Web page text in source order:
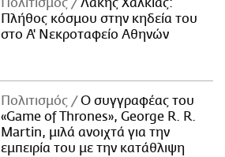
Πολιτισμός
Λάκης Χαλκιάς:
Πλήθος κόσμου στην κηδεία του
στο Α' Νεκροταφείο Αθηνών
Πολιτισμός
Ο συγγραφέας του
«Game of Thrones», George R. R.
Martin, μιλά ανοιχτά για την
εμπειρία του με την κατάθλιψη